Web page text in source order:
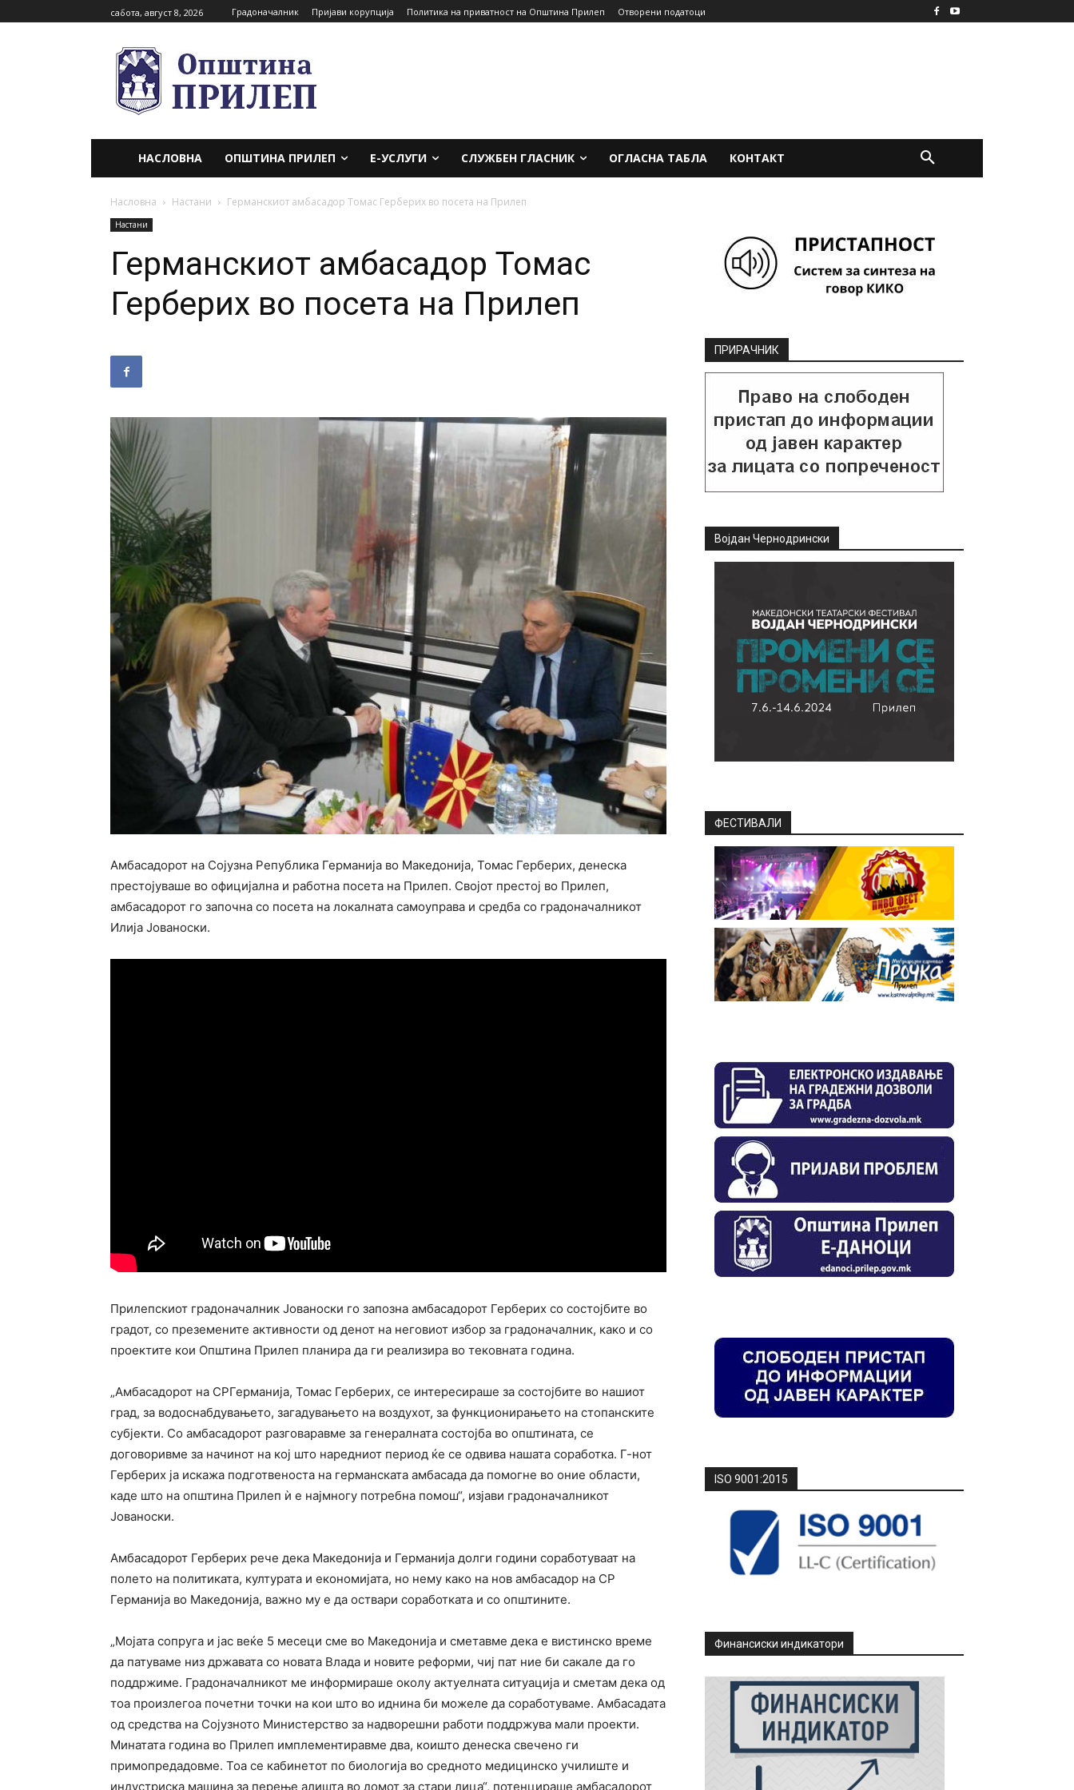
сабота, август 8, 2026 Градоначалник Пријави корупција Политика на приватност на Општина Прилеп Отворени податоци
НАСЛОВНА ОПШТИНА ПРИЛЕП Е-УСЛУГИ СЛУЖБЕН ГЛАСНИК ОГЛАСНА ТАБЛА КОНТАКТ
Насловна Настани Германскиот амбасадор Томас Герберих во посета на Прилеп
Настани
Германскиот амбасадор Томас
Герберих во посета на Прилеп
Амбасадорот на Сојузна Република Германија во Македонија, Томас Герберих, денеска
престојуваше во официјална и работна посета на Прилеп. Својот престој во Прилеп,
амбасадорот го започна со посета на локалната самоуправа и средба со градоначалникот
Илија Јованоски.
Прилепскиот градоначалник Јованоски го запозна амбасадорот Герберих со состојбите во
градот, со преземените активности од денот на неговиот избор за градоначалник, како и со
проектите кои Општина Прилеп планира да ги реализира во тековната година.
„Амбасадорот на СРГерманија, Томас Герберих, се интересираше за состојбите во нашиот
град, за водоснабдувањето, загадувањето на воздухот, за функционирањето на стопанските
субјекти. Со амбасадорот разговаравме за генералната состојба во општината, се
договоривме за начинот на кој што наредниот период ќе се одвива нашата соработка. Г-нот
Герберих ја искажа подготвеноста на германската амбасада да помогне во оние области,
каде што на општина Прилеп ѝ е најмногу потребна помош“, изјави градоначалникот
Јованоски.
Амбасадорот Герберих рече дека Македонија и Германија долги години соработуваат на
полето на политиката, културата и економијата, но нему како на нов амбасадор на СР
Германија во Македонија, важно му е да оствари соработката и со општините.
„Мојата сопруга и јас веќе 5 месеци сме во Македонија и сметавме дека е вистинско време
да патуваме низ државата со новата Влада и новите реформи, чиј пат ние би сакале да го
поддржиме. Градоначалникот ме информираше околу актуелната ситуација и сметам дека од
тоа произлегоа почетни точки на кои што во иднина би можеле да соработуваме. Амбасадата
од средства на Сојузното Министерство за надворешни работи поддржува мали проекти.
Минатата година во Прилеп имплементиравме два, коишто денеска свечено ги
примопредадовме. Тоа се кабинетот по биологија во средното медицинско училиште и
индустриска машина за перење алишта во домот за стари лица“, потенцираше амбасадорот
ПРИРАЧНИК
Војдан Чернодрински
ФЕСТИВАЛИ
ISO 9001:2015
Финансиски индикатори